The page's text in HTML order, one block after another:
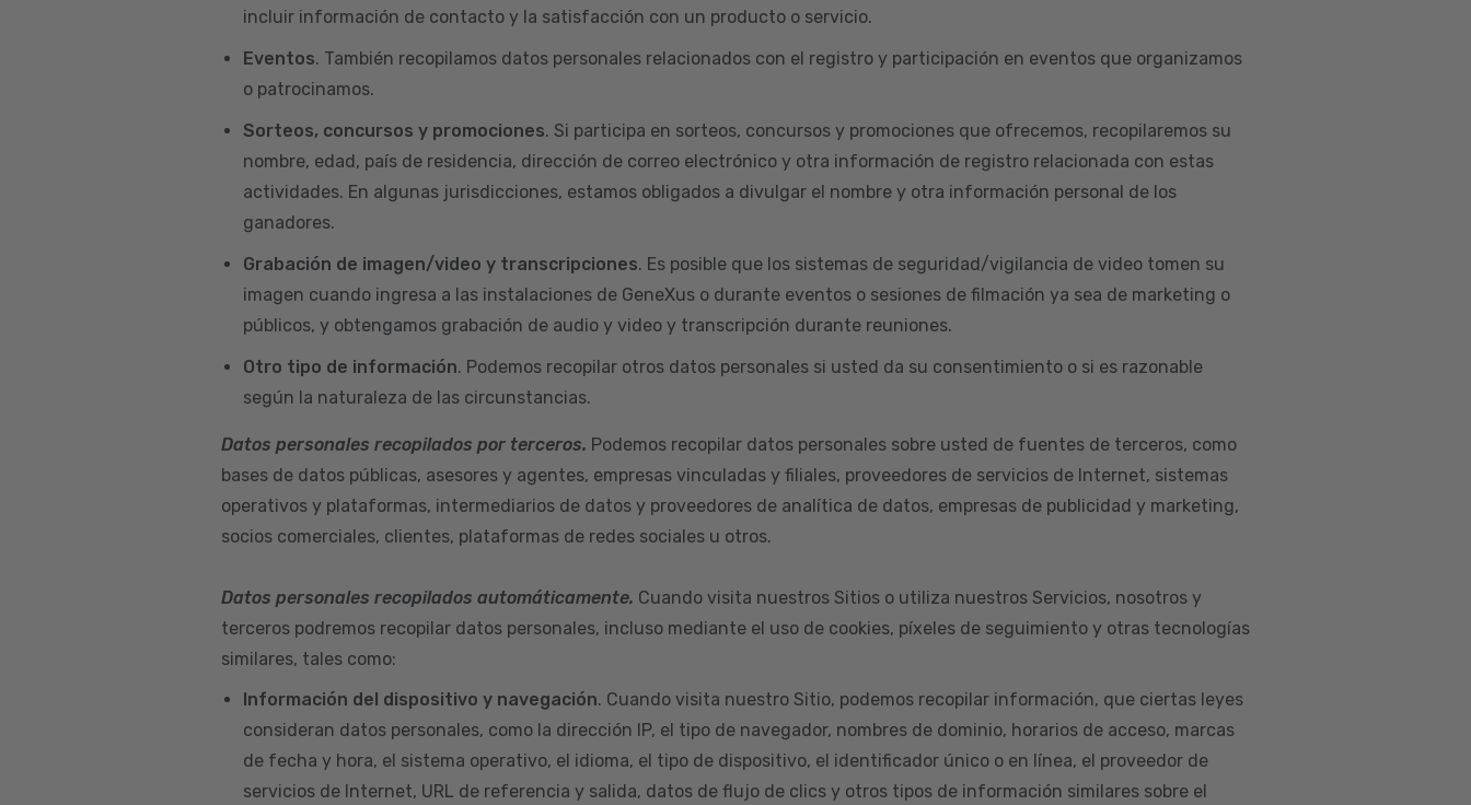
incluir información de contacto y la satisfacción con un producto o servicio.
Eventos. También recopilamos datos personales relacionados con el registro y participación en eventos que organizamos
o patrocinamos.
Sorteos, concursos y promociones. Si participa en sorteos, concursos y promociones que ofrecemos, recopilaremos su
nombre, edad, país de residencia, dirección de correo electrónico y otra información de registro relacionada con estas
actividades. En algunas jurisdicciones, estamos obligados a divulgar el nombre y otra información personal de los
ganadores.
Grabación de imagen/video y transcripciones. Es posible que los sistemas de seguridad/vigilancia de video tomen su
imagen cuando ingresa a las instalaciones de GeneXus o durante eventos o sesiones de filmación ya sea de marketing o
públicos, y obtengamos grabación de audio y video y transcripción durante reuniones.
Otro tipo de información. Podemos recopilar otros datos personales si usted da su consentimiento o si es razonable
según la naturaleza de las circunstancias.
Datos personales recopilados por terceros. Podemos recopilar datos personales sobre usted de fuentes de terceros, como
bases de datos públicas, asesores y agentes, empresas vinculadas y filiales, proveedores de servicios de Internet, sistemas
operativos y plataformas, intermediarios de datos y proveedores de analítica de datos, empresas de publicidad y marketing,
socios comerciales, clientes, plataformas de redes sociales u otros.
Datos personales recopilados automáticamente. Cuando visita nuestros Sitios o utiliza nuestros Servicios, nosotros y
terceros podremos recopilar datos personales, incluso mediante el uso de cookies, píxeles de seguimiento y otras tecnologías
similares, tales como:
Información del dispositivo y navegación. Cuando visita nuestro Sitio, podemos recopilar información, que ciertas leyes
consideran datos personales, como la dirección IP, el tipo de navegador, nombres de dominio, horarios de acceso, marcas
de fecha y hora, el sistema operativo, el idioma, el tipo de dispositivo, el identificador único o en línea, el proveedor de
servicios de Internet, URL de referencia y salida, datos de flujo de clics y otros tipos de información similares sobre el